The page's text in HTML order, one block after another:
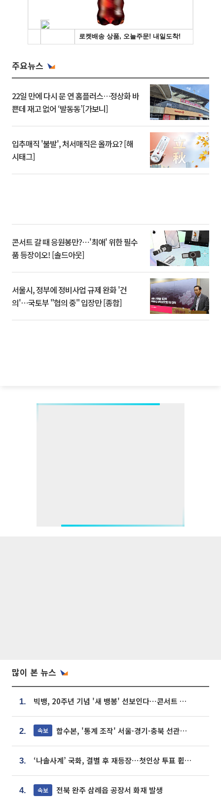
주요뉴스
22일 만에 다시 문 연 홈플러스…정상화 바
쁜데 재고 없어 ‘발동동’[가보니]
입추매직 '불발', 처서매직은 올까요? [해
시태그]
콘서트 갈 때 응원봉만?⋯'최애' 위한 필수
품 등장이오! [솔드아웃]
서울시, 정부에 정비사업 규제 완화 '건
의'⋯국토부 "협의 중" 입장만 [종합]
많이 본 뉴스
1. 빅뱅, 20주년 기념 '새 뱅봉' 선보인다⋯콘서트 앞두고 팝업 개최
2. 속보 합수본, '통계 조작' 서울·경기·충북 선관위 등 추가 압수수색
3. ‘나솔사계’ 국화, 결별 후 재등장⋯첫인상 투표 휩쓸고 ‘인기녀’ 등극
4. 속보 전북 완주 삼례읍 공장서 화재 발생